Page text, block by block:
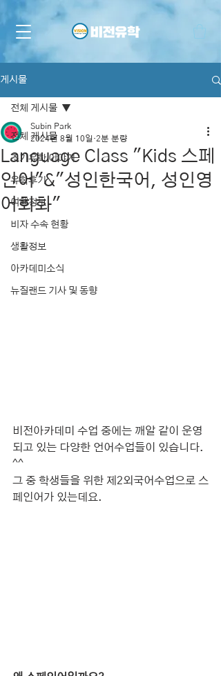
게시물
전체 게시물
조기유학 이야기
유학후기
여행정보
비자 수속 현황
생활정보
아카데미소식
뉴질랜드 기사 및 동향
전체 게시물
Language Class "Kids 스페
인어"&"성인한국어, 성인영
어회화"
Subin Park
2024년 8월 10일 2분 분량
비전아카데미 수업 중에는 깨알 같이 운영
되고 있는 다양한 언어수업들이 있습니다.
^^
그 중 학생들을 위한 제2외국어수업으로 스
페인어가 있는데요.